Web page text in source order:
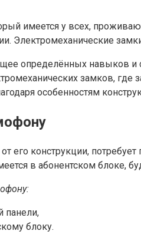
имеется у всех,
Электромеханические
определённых навыков
замков,
особенностям
конструкции,
в абонентском блоке,
панели,
блоку.